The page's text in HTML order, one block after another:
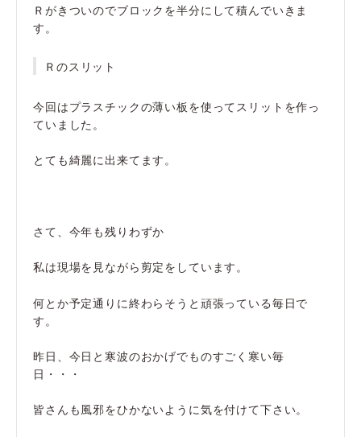
Ｒがきついのでブロックを半分にして積んでいきま
す。
Ｒのスリット
今回はプラスチックの薄い板を使ってスリットを作っ
ていました。
とても綺麗に出来てます。
さて、今年も残りわずか
私は現場を見ながら剪定をしています。
何とか予定通りに終わらそうと頑張っている毎日で
す。
昨日、今日と寒波のおかげでものすごく寒い毎
日・・・
皆さんも風邪をひかないように気を付けて下さい。